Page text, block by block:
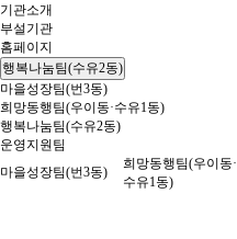
기관소개
부설기관
홈페이지
행복나눔팀(수유2동)
마을성장팀(번3동)
희망동행팀(우이동·수유1동)
행복나눔팀(수유2동)
운영지원팀
마을성장팀(번3동)
희망동행팀(우이동·
수유1동)